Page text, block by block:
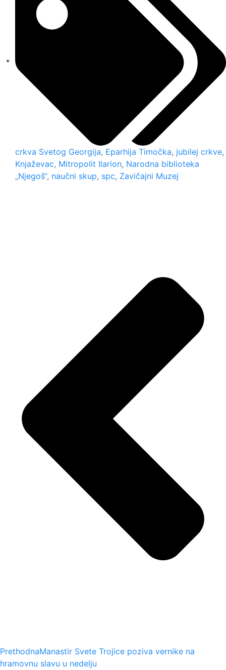
crkva Svetog Georgija, Eparhija Timočka, jubilej crkve,
Knjaževac, Mitropolit Ilarion, Narodna biblioteka
„Njegoš“, naučni skup, spc, Zavičajni Muzej
PrethodnaManastir Svete Trojice poziva vernike na
hramovnu slavu u nedelju